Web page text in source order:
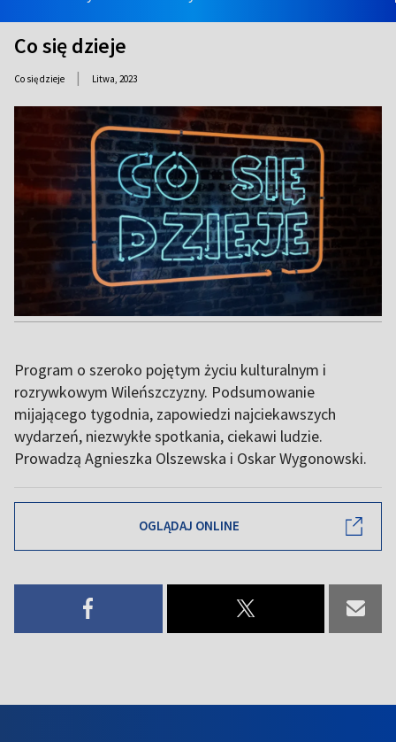
Co się dzieje
Co się dzieje | Litwa, 2023
Program o szeroko pojętym życiu kulturalnym i
rozrywkowym Wileńszczyzny. Podsumowanie
mijającego tygodnia, zapowiedzi najciekawszych
wydarzeń, niezwykłe spotkania, ciekawi ludzie.
Prowadzą Agnieszka Olszewska i Oskar Wygonowski.
OGLĄDAJ ONLINE